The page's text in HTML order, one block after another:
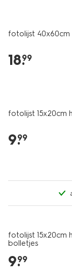
fotolijst 40x60cm
18.
99
fotolijst 15x20cm
9.
99
fotolijst 15x20cm
bolletjes
9.
99